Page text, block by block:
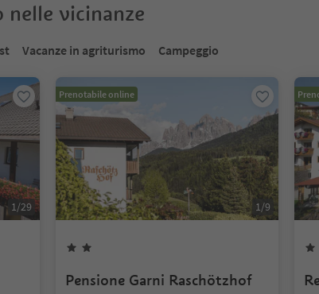
vicinanze
Vacanze in agriturismo Campeggio
1/29
Prenotabile online
1/9
Pensione Garni Raschötzhof